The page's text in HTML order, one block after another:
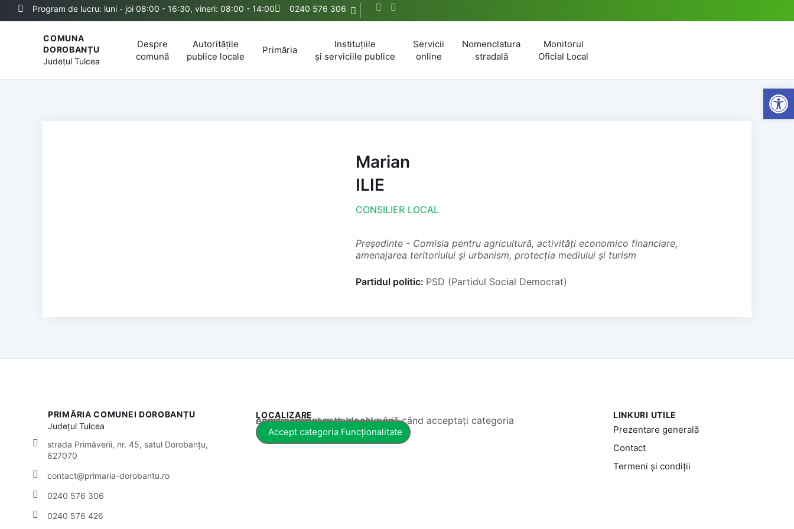
Program de lucru: luni - joi 08:00 - 16:30, vineri: 08:00 - 14:00 0240 576 306
COMUNA
DOROBANȚU
JudețulTulcea
Despre
comună
Autoritățile
publice locale
Primăria
Instituțiile
și serviciile publice
Servicii
online
Nomenclatura
stradală
Monitorul
Oficial Local
Marian
ILIE
CONSILIER LOCAL
președinte - Comisia pentru agricultură, activități economico financiare,
amenajarea teritoriului și urbanism, protecția mediului și turism
Partidul politic: PSD (Partidul Social Democrat)
PRIMĂRIA COMUNEI DOROBANȚU
JudețulTulcea
strada Primăverii, nr. 45, satul Dorobanțu,
827070
contact@primaria-dorobantu.ro
0240 576 306
0240 576 426
LOCALIZARE
Acest conținut este blocat până când acceptați categoria corespunzătoare de cookie-uri.
Accept categoria Funcționalitate
LINKURI UTILE
Prezentare generală
Contact
Termeni și condiții